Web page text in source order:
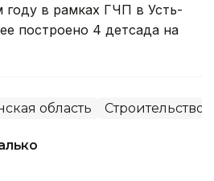
году в рамках ГЧП в Усть-
построено 4 детсада на
область Строительство